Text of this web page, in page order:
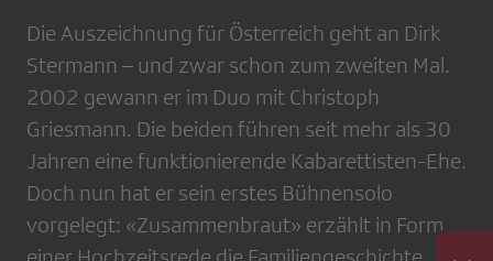
Die Auszeichnung für Österreich geht an Dirk
Stermann – und zwar schon zum zweiten Mal.
2002 gewann er im Duo mit Christoph
Griesmann. Die beiden führen seit mehr als 30
Jahren eine funktionierende Kabarettisten-Ehe.
Doch nun hat er sein erstes Bühnensolo
vorgelegt: «Zusammenbraut» erzählt in Form